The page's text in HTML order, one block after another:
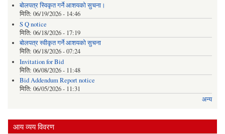
बोलपत्र स्विकृत गर्ने आशयको सुचना।
मिति: 06/19/2026 - 14:46
S Q notice
मिति: 06/18/2026 - 17:19
बोलपत्र स्वीकृत गर्ने आशयको सुचना
मिति: 06/18/2026 - 07:24
Invitation for Bid
मिति: 06/08/2026 - 11:48
Bid Addendum Report notice
मिति: 06/05/2026 - 11:31
अन्य
आय व्यय विवरण